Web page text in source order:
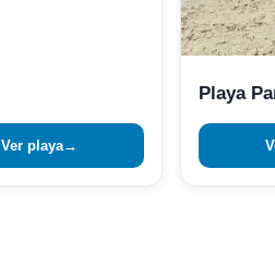
Ver playa→
Playa